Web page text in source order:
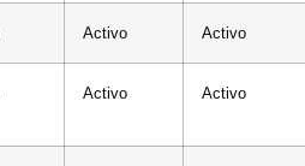
Activo Activo
Activo Activo